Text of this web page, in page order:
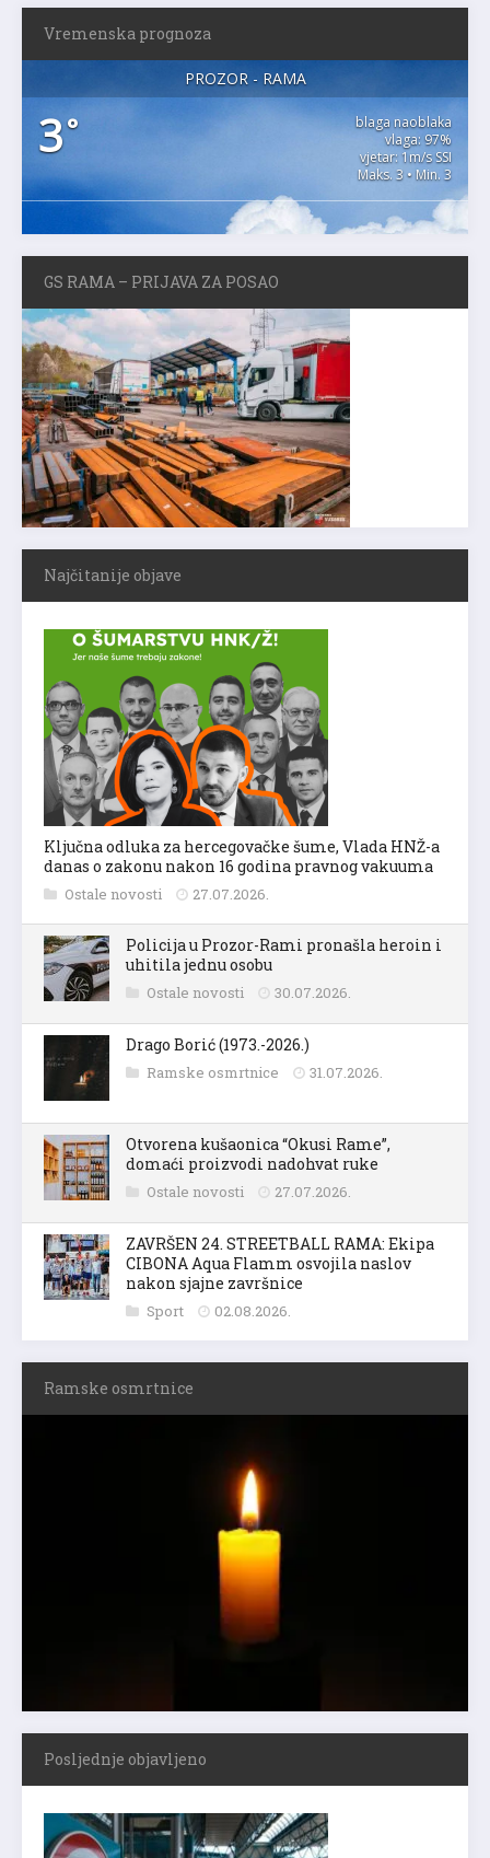
Vremenska prognoza
PROZOR - RAMA
3°
blaga naoblaka
vlaga: 97%
vjetar: 1m/s SSI
Maks. 3 • Min. 3
GS RAMA – PRIJAVA ZA POSAO
Najčitanije objave
Ključna odluka za hercegovačke šume, Vlada HNŽ-a
danas o zakonu nakon 16 godina pravnog vakuuma
Ostale novosti 27.07.2026.
Policija u Prozor-Rami pronašla heroin i
uhitila jednu osobu
Ostale novosti 30.07.2026.
Drago Borić (1973.-2026.)
Ramske osmrtnice 31.07.2026.
Otvorena kušaonica “Okusi Rame”,
domaći proizvodi nadohvat ruke
Ostale novosti 27.07.2026.
ZAVRŠEN 24. STREETBALL RAMA: Ekipa
CIBONA Aqua Flamm osvojila naslov
nakon sjajne završnice
Sport 02.08.2026.
Ramske osmrtnice
Posljednje objavljeno